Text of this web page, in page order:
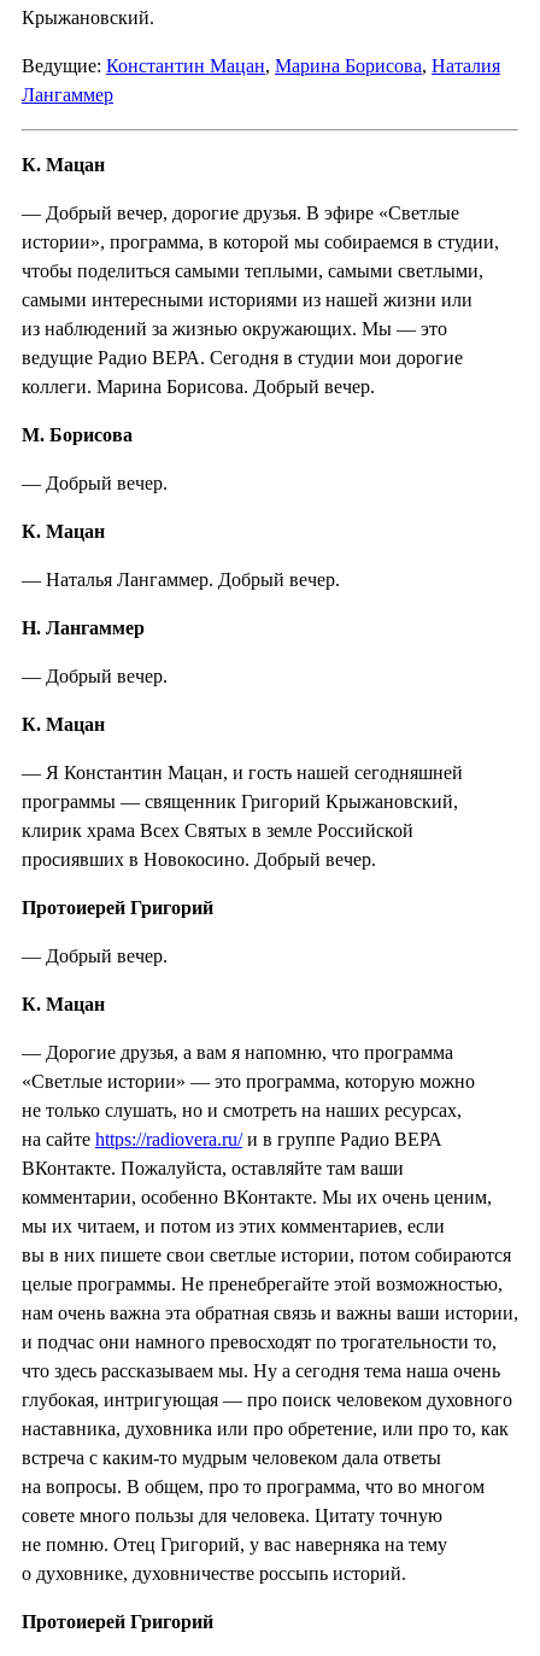
Крыжановский.
Ведущие: Константин Мацан, Марина Борисова, Наталия
Лангаммер
К. Мацан
— Добрый вечер, дорогие друзья. В эфире «Светлые
истории», программа, в которой мы собираемся в студии,
чтобы поделиться самыми теплыми, самыми светлыми,
самыми интересными историями из нашей жизни или
из наблюдений за жизнью окружающих. Мы — это
ведущие Радио ВЕРА. Сегодня в студии мои дорогие
коллеги. Марина Борисова. Добрый вечер.
М. Борисова
— Добрый вечер.
К. Мацан
— Наталья Лангаммер. Добрый вечер.
Н. Лангаммер
— Добрый вечер.
К. Мацан
— Я Константин Мацан, и гость нашей сегодняшней
программы — священник Григорий Крыжановский,
клирик храма Всех Святых в земле Российской
просиявших в Новокосино. Добрый вечер.
Протоиерей Григорий
— Добрый вечер.
К. Мацан
— Дорогие друзья, а вам я напомню, что программа
«Светлые истории» — это программа, которую можно
не только слушать, но и смотреть на наших ресурсах,
на сайте https://radiovera.ru/и в группе Радио ВЕРА
ВКонтакте. Пожалуйста, оставляйте там ваши
комментарии, особенно ВКонтакте. Мы их очень ценим,
мы их читаем, и потом из этих комментариев, если
вы в них пишете свои светлые истории, потом собираются
целые программы. Не пренебрегайте этой возможностью,
нам очень важна эта обратная связь и важны ваши истории,
и подчас они намного превосходят по трогательности то,
что здесь рассказываем мы. Ну а сегодня тема наша очень
глубокая, интригующая — про поиск человеком духовного
наставника, духовника или про обретение, или про то, как
встреча с каким-то мудрым человеком дала ответы
на вопросы. В общем, про то программа, что во многом
совете много пользы для человека. Цитату точную
не помню. Отец Григорий, у вас наверняка на тему
о духовнике, духовничестве россыпь историй.
Протоиерей Григорий